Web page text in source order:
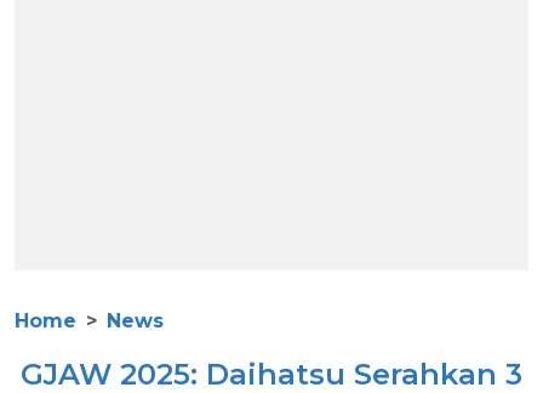
Home News
GJAW 2025: Daihatsu Serahkan 3